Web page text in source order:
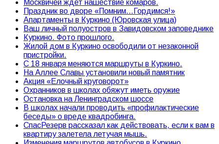
Москвичей ждет нашествие комаров.
Праздник во дворе «Помним…Гордимся!»
Апартаменты в Куркино (Юровская улица)
Ваш личный полуостров в Завидовском заповеднике
Куркино. Фото прошлого.
Жилой дом в Куркино освободили от незаконной
пристройки.
С 18 января меняются маршруты в Куркино.
На Аллее Славы установили новый памятник
Акция «Елочный круговорот»
Охранников в школах обяжут иметь оружие
Остановка на Ленинградском шоссе
В школах начали проводить «профилактические
беседы» о вреде квадробинга.
СпасРезерв рассказал как действовать, если к вам в
квартиру залетела летучая мышь.